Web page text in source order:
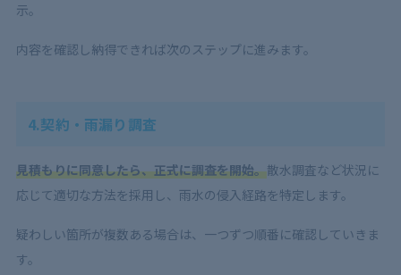
示。
内容を確認し納得できれば次のステップに進みます。
4.契約・雨漏り調査
見積もりに同意したら、正式に調査を開始。散水調査など状況に
応じて適切な方法を採用し、雨水の侵入経路を特定します。
疑わしい箇所が複数ある場合は、一つずつ順番に確認していきま
す。